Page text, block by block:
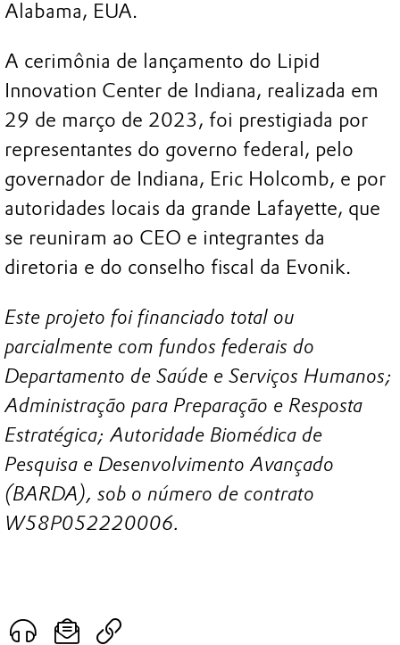
Alabama, EUA.
A cerimônia de lançamento do Lipid
Innovation Center de Indiana, realizada em
29 de março de 2023, foi prestigiada por
representantes do governo federal, pelo
governador de Indiana, Eric Holcomb, e por
autoridades locais da grande Lafayette, que
se reuniram ao CEO e integrantes da
diretoria e do conselho fiscal da Evonik.
Este projeto foi financiado total ou
parcialmente com fundos federais do
Departamento de Saúde e Serviços Humanos;
Administração para Preparação e Resposta
Estratégica; Autoridade Biomédica de
Pesquisa e Desenvolvimento Avançado
(BARDA), sob o número de contrato
W58P052220006.